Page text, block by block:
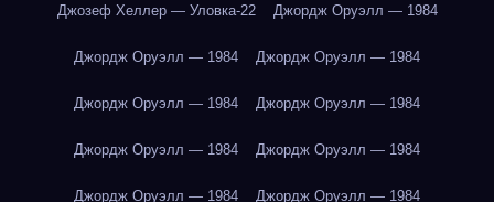
Джозеф Хеллер — Уловка-22 Джордж Оруэлл — 1984
Джордж Оруэлл — 1984 Джордж Оруэлл — 1984
Джордж Оруэлл — 1984 Джордж Оруэлл — 1984
Джордж Оруэлл — 1984 Джордж Оруэлл — 1984
Джордж Оруэлл — 1984 Джордж Оруэлл — 1984